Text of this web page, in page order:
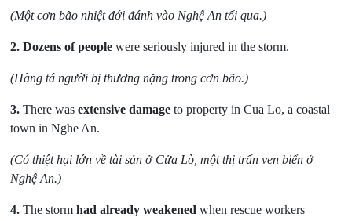
(Một cơn bão nhiệt đới đánh vào Nghệ An tối qua.)
2. Dozens of people were seriously injured in the storm.
(Hàng tá người bị thương nặng trong cơn bão.)
3. There wasextensive damage to property in Cua Lo, a coastal
town in Nghe An.
(Có thiệt hại lớn về tài sản ở Cửa Lò, một thị trấn ven biển ở
Nghệ An.)
4. The stormhad already weakened when rescue workers